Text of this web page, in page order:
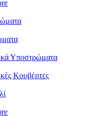
Υποστρώματα
Κουβέρτες